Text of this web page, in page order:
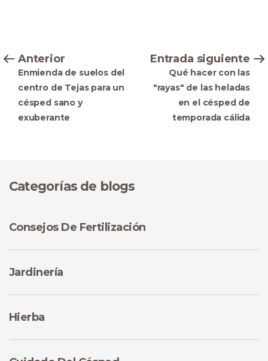
Anterior
Enmienda de suelos del
centro de Tejas para un
césped sano y
exuberante
Entrada siguiente
Qué hacer con las
"rayas" de las heladas
en el césped de
temporada cálida
Categorías de blogs
Consejos De Fertilización
Jardinería
Hierba